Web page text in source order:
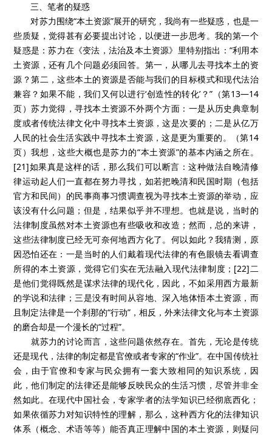
三、笔者的疑惑
对苏力围绕“本土资源”展开的研究，我尚有一些疑惑，也是一
些质疑，觉得甚有必要提出讨论，以便进一步思考。我的第一个
疑惑是：苏力在《变法，法治及本土资源》里特别指出：“利用本
土资源，还有几个问题必须回答。第一，从哪儿去寻找本土的资
源？第二，这些本土的资源是否能与我们的目标模式和现代法治
兼容？如果不能，我们又何以进行‘创造性的转化’？”（第13—14
页）苏力觉得，寻找本土资源不外两个方面：一是从历史典章制
度或者传统法律文化中寻找本土资源，这是次要的；二是从亿万
人民的社会生活实践中寻找本土资源，这是更为重要的。（第14
页）我想，这些大概也是苏力的“本土资源”的基本内涵之所在。
[21]如果真是这样的话，那么我们可以断言：这种做法自晚清修
律运动起人们一直都在努力寻找，如若把晚清和民国时期（包括
官方和民间）的民事商事习惯调查视为寻找本土资源的举动，应
该没有什么问题；但是，结果似乎并不理想。也就是说，当时的
法律制度虽然对本土资源也有些吸收和改造；然而，总的来讲，
这些法律制度已经无可奈何地西方化了。何以如此？我猜测，原
因恐怕还在：一是当时的人们戴着现代法律的有色眼镜去看调查
所得的本土资源，觉得它们实在无法融入现代法律制度；[22]二
是他们觉得既然是谋求法律的现代化，因此，不如采用西方最新
的学说和法律；三是没有时间从容地、深入地体悟本土资源，而
且制定法律是一个刹那的“行动”，相反，外来法律文化与本土资源
的磨合却是一个漫长的“过程”。
就苏力的讨论而言，这些问题依然存在。首先，无论是传统
还是现代，法律的制定都是官僚或者专家的“作业”。在中国传统社
会，由于官僚和专家与民众拥有一套大致相同的知识系统，因
此，他们制定的法律还是能够反映民众的生活习惯，尽管并非全
然如此。在现代中国社会，专家学者的法学知识已经彻底西化；
如果依循苏力对知识特性的理解，那么，这种西方化的法律知识
体系（概念、术语等等）能否真正理解中国的本土资源，则疑问